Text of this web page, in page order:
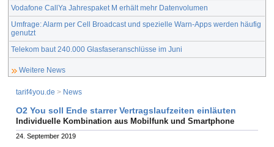
Vodafone CallYa Jahrespaket M erhält mehr Datenvolumen
Umfrage: Alarm per Cell Broadcast und spezielle Warn-Apps werden häufig
genutzt
Telekom baut 240.000 Glasfaseranschlüsse im Juni
Weitere News
tarif4you.de > News
O2 You soll Ende starrer Vertragslaufzeiten einläuten
Individuelle Kombination aus Mobilfunk und Smartphone
24. September 2019